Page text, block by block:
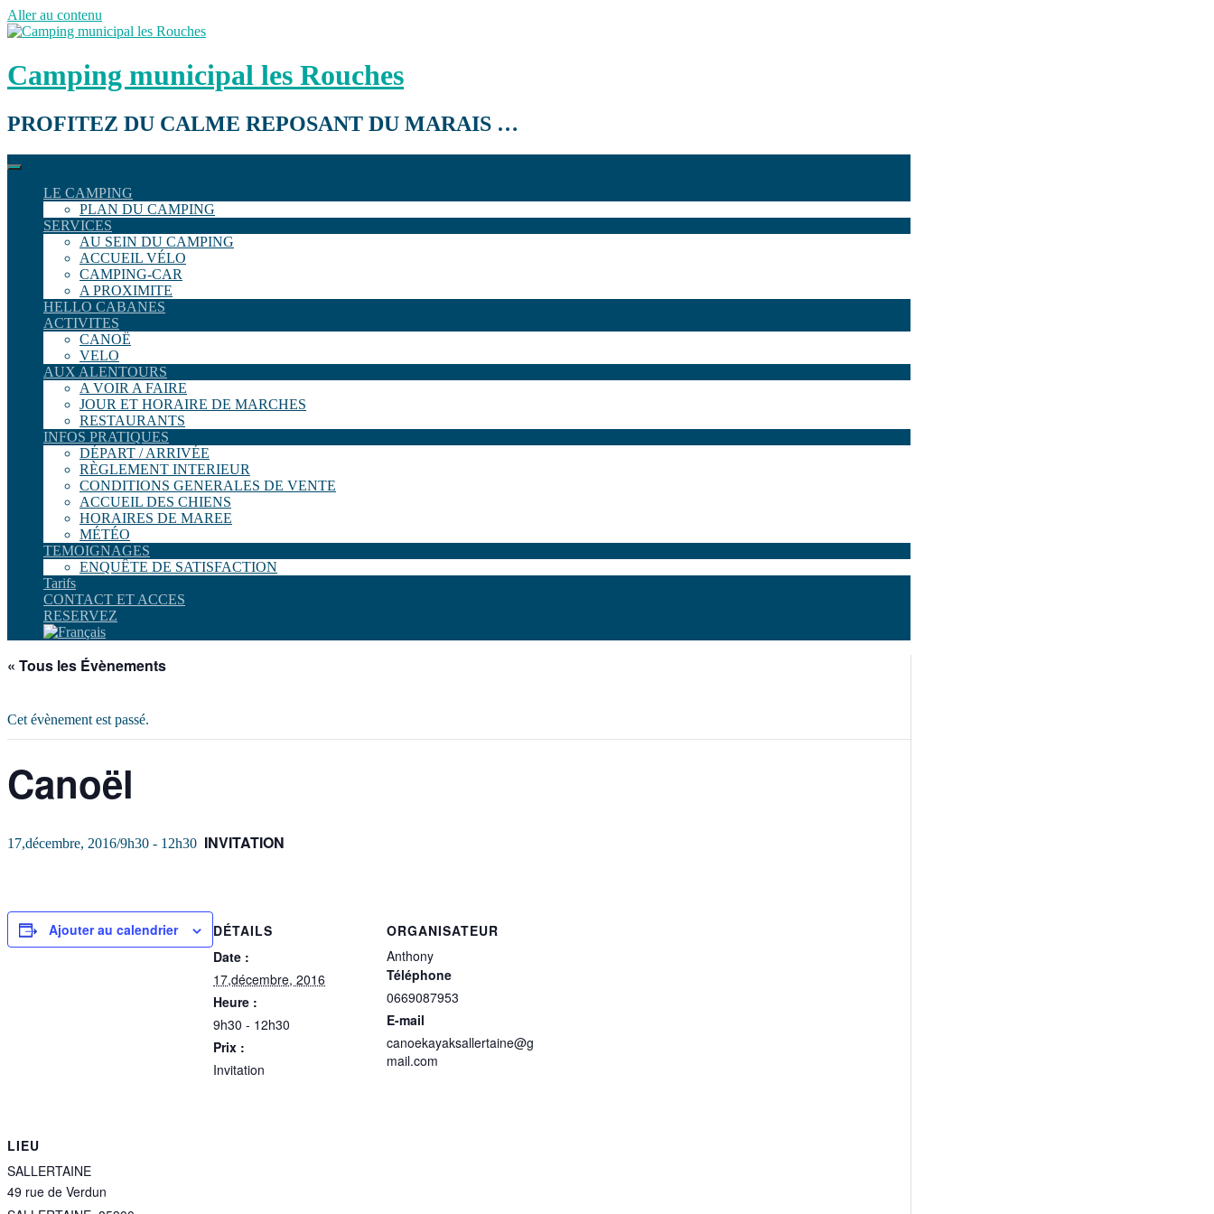
Aller au contenu
Camping municipal les Rouches
PROFITEZ DU CALME REPOSANT DU MARAIS …
LE CAMPING
PLAN DU CAMPING
SERVICES
AU SEIN DU CAMPING
ACCUEIL VÉLO
CAMPING-CAR
A PROXIMITE
HELLO CABANES
ACTIVITES
CANOË
VELO
AUX ALENTOURS
A VOIR A FAIRE
JOUR ET HORAIRE DE MARCHES
RESTAURANTS
INFOS PRATIQUES
DÉPART / ARRIVÉE
RÈGLEMENT INTERIEUR
CONDITIONS GENERALES DE VENTE
ACCUEIL DES CHIENS
HORAIRES DE MAREE
MÉTÉO
TEMOIGNAGES
ENQUÊTE DE SATISFACTION
Tarifs
CONTACT ET ACCES
RESERVEZ
« Tous les Évènements
Cet évènement est passé.
Canoël
17,décembre, 2016/9h30 - 12h30 INVITATION
Ajouter au calendrier
DÉTAILS
Date :
17,décembre, 2016
Heure :
9h30 - 12h30
Prix :
Invitation
ORGANISATEUR
Anthony
Téléphone
0669087953
E-mail
canoekayaksallertaine@g
mail.com
LIEU
SALLERTAINE
49 rue de Verdun